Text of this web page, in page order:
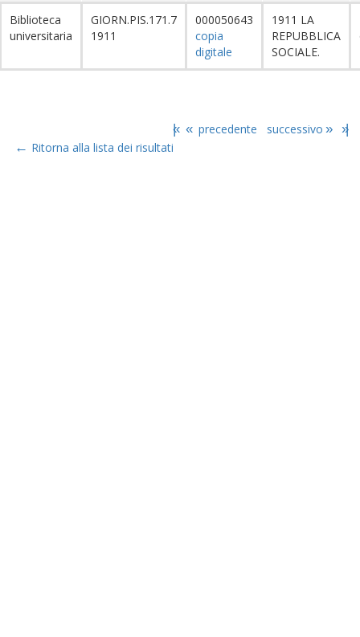
Biblioteca
universitaria
GIORN.PIS.171.7
1911
000050643
copia
digitale
1911 LA
REPUBBLICA
SOCIALE.
|« « precedente successivo » »|
← Ritorna alla lista dei risultati